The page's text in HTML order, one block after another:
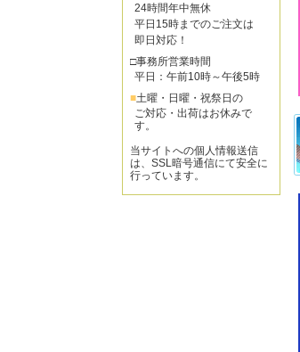
24時間年中無休
平日15時までのご注文は
即日対応！
□事務所営業時間
平日：午前10時～午後5時
■土曜・日曜・祝祭日の
ご対応・出荷はお休みで
す。
当サイトへの個人情報送信
は、SSL暗号通信にて安全に
行っています。